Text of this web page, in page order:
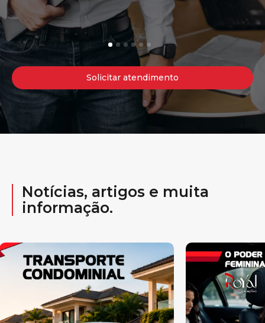
2 5 6
Solicitar atendimento
Notícias, artigos e muita
informação.